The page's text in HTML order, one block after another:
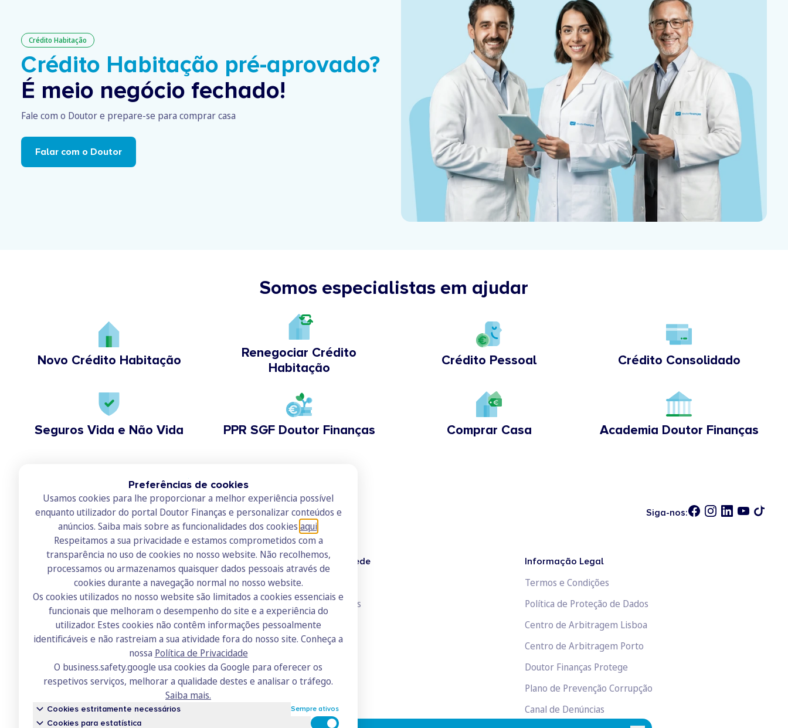
Crédito Habitação
Crédito Habitação pré-aprovado?
É meio negócio fechado!
Fale com o Doutor e prepare-se para comprar casa
Falar com o Doutor
Somos especialistas em ajudar
Novo Crédito Habitação
Renegociar Crédito
Habitação
Crédito Pessoal Crédito Consolidado
Seguros Vida e Não Vida PPR SGF Doutor Finanças Comprar Casa Academia Doutor Finanças
Preferências de cookies
Usamos cookies para lhe proporcionar a melhor experiência possível
enquanto utilizador do portal Doutor Finanças e personalizar conteúdos e
anúncios. Saiba mais sobre as funcionalidades dos cookies aqui
Respeitamos a sua privacidade e estamos comprometidos com a
transparência no uso de cookies no nosso website. Não recolhemos,
processamos ou armazenamos quaisquer dados pessoais através de
cookies durante a navegação normal no nosso website.
Os cookies utilizados no nosso website são limitados a cookies essenciais e
funcionais que melhoram o desempenho do site e a experiência do
utilizador. Estes cookies não contêm informações pessoalmente
identificáveis e não rastreiam a sua atividade fora do nosso site. Conheça a
nossa Política de Privacidade
O business.safety.google usa cookies da Google para oferecer os
respetivos serviços, melhorar a qualidade destes e analisar o tráfego.
Saiba mais.
Cookies estritamente necessários Sempre ativos
Cookies para estatística Cookies para estatística
Siga-nos:
Doutor Finanças
Contactos
Recrutamento
Academia
Doutor Finanças Rede
Junte-se à Rede
Consulte todos os ICs
Informação Legal
Termos e Condições
Política de Proteção de Dados
Centro de Arbitragem Lisboa
Centro de Arbitragem Porto
Doutor Finanças Protege
Plano de Prevenção Corrupção
Canal de Denúncias